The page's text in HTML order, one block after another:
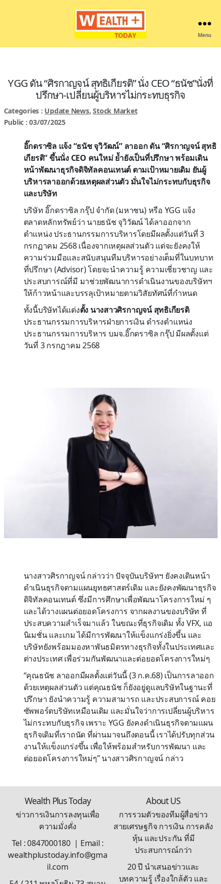
Menu
YGG ดัน “ศิรกาญจน์ สุทธิเกียรติ” นั่ง CEO “ธนัช”นั่งที่
ปรึกษา-เปลี่ยนผู้บริหารไม่กระทบธุรกิจ
Categories : Update News,Stock Market
Public : 03/07/2025
อิ๊กดราซิล แจ้ง “ธนัช จุวิวัฒน์” ลาออก ดัน “ศิรกาญจน์ สุทธิ
เกียรติ” ขึ้นนั่ง CEO คนใหม่ ย้ำยังเป็นที่ปรึกษา พร้อมเดิน
หน้าพัฒนาธุรกิจดิจิทัลคอนเทนต์ ตามเป้าหมายเดิม ยันผู้
บริหารลาออกด้วยเหตุผลส่วนตัว มั่นใจไม่กระทบกับธุรกิจ
และบริษัท
บริษัท อิ๊กดราซิล กรุ๊ป จำกัด (มหาชน) หรือ YGG แจ้ง
ตลาดหลักทรัพย์ว่า นายธนัช จุวิวัฒน์ ได้ลาออกจาก
ตำแหน่ง ประธานกรรมการบริหารโดยมีผลตั้งแต่วันที่ 3
กรกฏาคม 2568 เนื่องจากเหตุผลส่วนตัว แต่จะยังคงให้
ความร่วมมือและสนับสนุนทีมบริหารอย่างเต็มที่ในบทบาท
ที่ปรึกษา (Advisor) โดยจะนำความรู้ ความเชี่ยวชาญ และ
ประสบการณ์ที่มี มาช่วยพัฒนาการดำเนินงานของบริษัทฯ
ให้ก้าวหน้าและบรรลุเป้าหมายตามวิสัยทัศน์ที่กำหนด
ทั้งนี้บริษัทได้แต่งตั้ง นางสาวศิรกาญจน์ สุทธิเกียรติ
ประธานกรรมการบริหารฝ่ายการเงิน ดำรงตำแหน่ง
ประธานกรรมการบริหาร บมจ.อิ๊กดราซิล กรุ๊ป มีผลตั้งแต่
วันที่ 3 กรกฎาคม 2568
นางสาวศิรกาญจน์ กล่าวว่า ปัจจุบันบริษัทฯ ยังคงเดินหน้า
ดำเนินธุรกิจตามแผนยุทธศาสตร์เดิม และยังคงพัฒนาธุรกิจ
ดิจิทัลคอนเทนต์ ซึ่งมีการศึกษาเพื่อพัฒนาโครงการใหม่ ๆ
และได้วางแผนต่อยอดโครงการ จากผลงานของบริษัท ที่
ประสบความสำเร็จมาแล้ว ในขณะที่ธุรกิจเดิม ทั้ง VFX, แอ
นิเมชั่น และเกม ได้มีการพัฒนาให้แข็งแกร่งยิ่งขึ้น และ
บริษัทยังพร้อมมองหาพันธมิตรทางธุรกิจทั้งในประเทศและ
ต่างประเทศ เพื่อร่วมกันพัฒนาและต่อยอดโครงการใหม่ๆ
“คุณธนัช ลาออกมีผลตั้งแต่วันนี้ (3 ก.ค.68) เป็นการลาออก
ด้วยเหตุผลส่วนตัว แต่คุณธนัช ก็ยังอยู่ดูแลบริษัทในฐานะที่
ปรึกษา ยังนำความรู้ ความสามารถ และประสบการณ์ คอย
ซัพพอร์ตบริษัทเหมือนเดิม และมั่นใจว่าการเปลี่ยนผู้บริหาร
ไม่กระทบกับธุรกิจ เพราะ YGG ยังคงดำเนินธุรกิจตามแผน
ธุรกิจเดิมที่เราถนัด ที่ผ่านมาจนถึงตอนนี้ เราได้ปรับทุกส่วน
งานให้แข็งแกร่งขึ้น เพื่อให้พร้อมสำหรับการพัฒนา และ
ต่อยอดโครงการใหม่ๆ” นางสาวศิรกาญจน์ กล่าว
Wealth Plus Today
ข่าวการเงินการลงทุนเพื่อ
ความมั่งคั่ง
Tel : 0847000180 | Email :
wealthplustoday.info@gma
il.com
About US
การรวมตัวของทีมผู้สื่อข่าว
สายเศรษฐกิจ การเงิน การคลัง
หุ้น และประกัน ที่มี
ประสบการณ์กว่า
20 ปี นำเสนอข่าวและ
บทความรู้ เรื่องใกล้ตัว และ